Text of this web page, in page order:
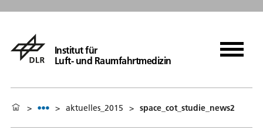
Institut für
Luft- und Raumfahrtmedizin
> > aktuelles_2015 > space_cot_studie_news2